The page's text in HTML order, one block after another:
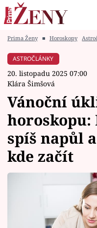
Módní alarm
Témata
Celebrity
Vztahy
Horoskopy
Prima Ženy ■ Horoskopy
ASTROČLÁNKY
20. listopadu 2025 07:00
Klára Šimšová
Vánoční
spíš napůl
kde začít